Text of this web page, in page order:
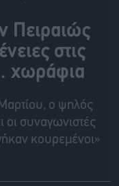
Πειραιώς
στις
χωράφια
ο ψηλός
συναγωνιστές
κουρεμένοι»